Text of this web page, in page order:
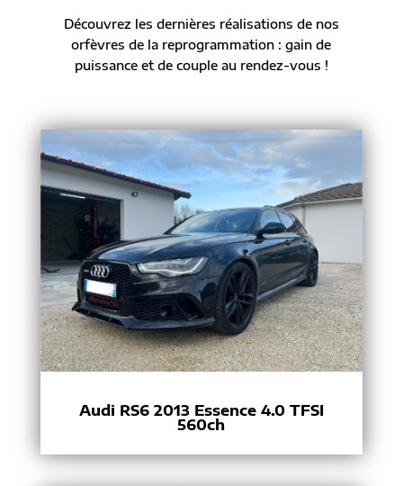
Découvrez les dernières réalisations de nos
orfèvres de la reprogrammation : gain de
puissance et de couple au rendez-vous !
Audi RS6 2013 Essence 4.0 TFSI
560ch